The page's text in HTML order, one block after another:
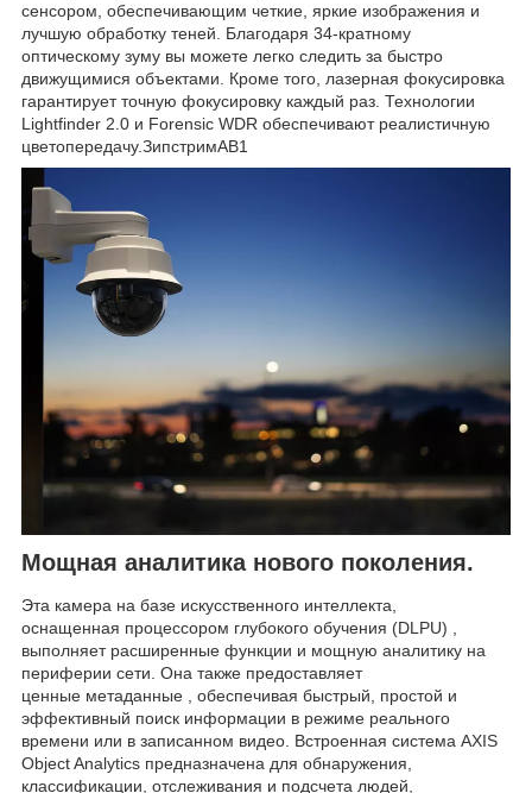
сенсором, обеспечивающим четкие, яркие изображения и
лучшую обработку теней. Благодаря 34-кратному
оптическому зуму вы можете легко следить за быстро
движущимися объектами. Кроме того, лазерная фокусировка
гарантирует точную фокусировку каждый раз. Технологии
Lightfinder 2.0 и Forensic WDR обеспечивают реалистичную
цветопередачу.ЗипстримАВ1
Мощная аналитика нового поколения.
Эта камера на базе искусственного интеллекта,
оснащенная процессором глубокого обучения (DLPU) ,
выполняет расширенные функции и мощную аналитику на
периферии сети. Она также предоставляет
ценные метаданные , обеспечивая быстрый, простой и
эффективный поиск информации в режиме реального
времени или в записанном видео. Встроенная система AXIS
Object Analytics предназначена для обнаружения,
классификации, отслеживания и подсчета людей,